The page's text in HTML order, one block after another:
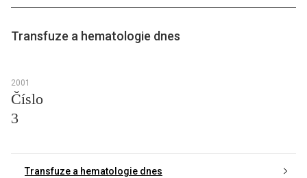
Transfuze a hematologie dnes
2001
Číslo
3
Transfuze a hematologie dnes